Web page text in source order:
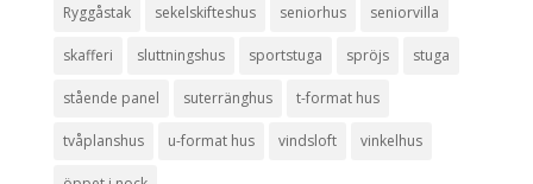
Ryggåstak sekelskifteshus seniorhus seniorvilla
skafferi sluttningshus sportstuga spröjs stuga
stående panel suterränghus t-format hus
tvåplanshus u-format hus vindsloft vinkelhus